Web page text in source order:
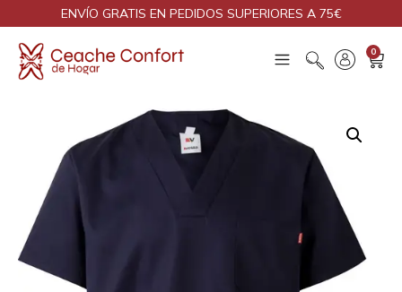
ENVÍO GRATIS EN PEDIDOS SUPERIORES A 75€
0